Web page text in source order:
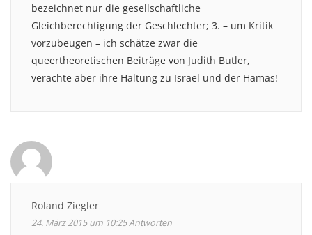
bezeichnet nur die gesellschaftliche
Gleichberechtigung der Geschlechter; 3. – um Kritik
vorzubeugen – ich schätze zwar die
queertheoretischen Beiträge von Judith Butler,
verachte aber ihre Haltung zu Israel und der Hamas!
Roland Ziegler
24. März 2015 um 10:25Antworten